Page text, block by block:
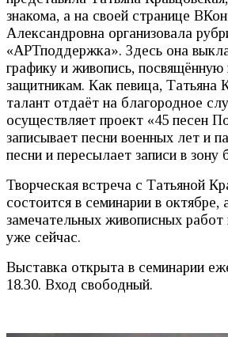
знакома, а на своей странице
Александровна организовала
«АРТподдержка». Здесь она
графику и живопись,
защитникам. Как певица, Татьяна
талант отдаёт на благородное
осуществляет проект «45 песен
записывает песни военных лет и
песни и пересылает записи в зону
Творческая встреча с Татьяной
состоится в семинарии в октябре,
замечательных живописных
уже сейчас.
Выставка открыта в семинарии
18.30. Вход свободный.